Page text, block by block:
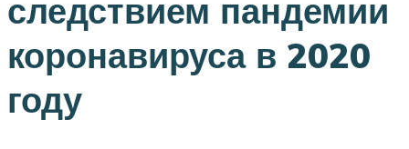
следствием пандемии
коронавируса в 2020
году